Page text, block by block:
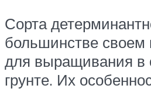
Сорта
большинстве своем
для выращивания в
грунте. Их